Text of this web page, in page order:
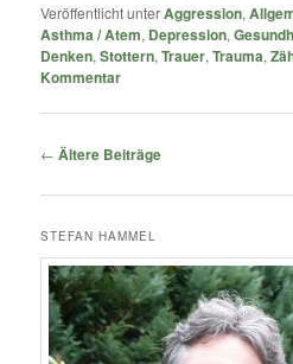
Veröffentlicht unterAggression,
Asthma / Atem, Depression,
Denken,Stottern,Trauer,Trauma,
Kommentar
Beitragsnavigation
← Ältere Beiträge
STEFAN HAMMEL